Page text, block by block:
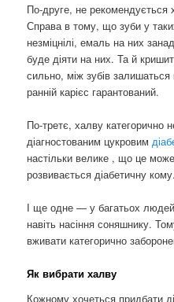
По-друге, не рекомендується
Справа в тому, що зуби у
незміцнілі, емаль на них
буде діяти на них. Та й
сильно, між зубів
ранній карієс гарантований.
По-третє, халву
діагностованим цукровим
настільки велике , що це
розвивається діабетичну кому.
І ще одне — у багатьох
навіть насіння соняшнику.
вживати категорично
Як вибрати халву
Кожному хочеться придбати